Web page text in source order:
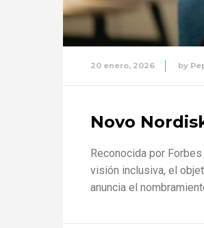
20 enero, 2026 by
Novo
Reconocida por
visión inclusiva, el
anuncia el